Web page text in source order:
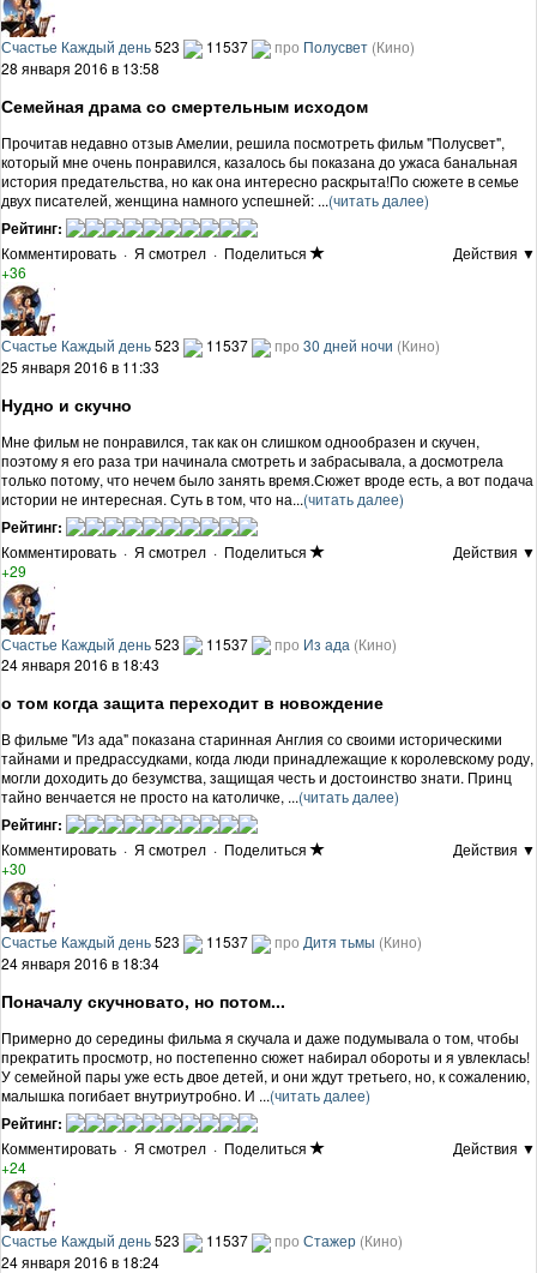
Счастье Каждый день523 11537 про Полусвет (Кино)
28 января 2016 в 13:58
Семейная драма со смертельным исходом
Прочитав недавно отзыв Амелии, решила посмотреть фильм "Полусвет",
который мне очень понравился, казалось бы показана до ужаса банальная
история предательства, но как она интересно раскрыта!По сюжете в семье
двух писателей, женщина намного успешней: ...(читать далее)
Рейтинг:
Комментировать · Я смотрел · Поделиться
Действия ▼
+36
Счастье Каждый день523 11537 про 30 дней ночи (Кино)
25 января 2016 в 11:33
Нудно и скучно
Мне фильм не понравился, так как он слишком однообразен и скучен,
поэтому я его раза три начинала смотреть и забрасывала, а досмотрела
только потому, что нечем было занять время.Сюжет вроде есть, а вот подача
истории не интересная. Суть в том, что на...(читать далее)
Рейтинг:
Комментировать · Я смотрел · Поделиться
Действия ▼
+29
Счастье Каждый день523 11537 про Из ада (Кино)
24 января 2016 в 18:43
о том когда защита переходит в новождение
В фильме "Из ада" показана старинная Англия со своими историческими
тайнами и предрассудками, когда люди принадлежащие к королевскому роду,
могли доходить до безумства, защищая честь и достоинство знати. Принц
тайно венчается не просто на католичке, ...(читать далее)
Рейтинг:
Комментировать · Я смотрел · Поделиться
Действия ▼
+30
Счастье Каждый день523 11537 про Дитя тьмы (Кино)
24 января 2016 в 18:34
Поначалу скучновато, но потом...
Примерно до середины фильма я скучала и даже подумывала о том, чтобы
прекратить просмотр, но постепенно сюжет набирал обороты и я увлеклась!
У семейной пары уже есть двое детей, и они ждут третьего, но, к сожалению,
малышка погибает внутриутробно. И ...(читать далее)
Рейтинг:
Комментировать · Я смотрел · Поделиться
Действия ▼
+24
Счастье Каждый день523 11537 про Стажер (Кино)
24 января 2016 в 18:24